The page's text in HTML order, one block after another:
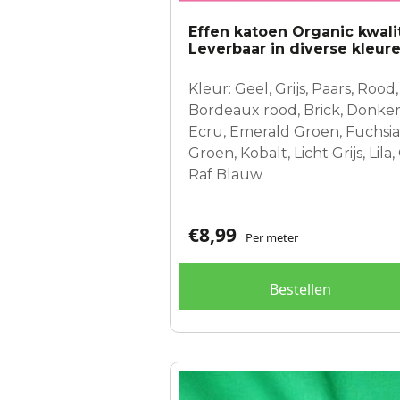
Effen katoen Organic
Leverbaar in diverse
Kleur: Geel, Grijs, Paars,
Bordeaux rood, Brick, Donker
Ecru, Emerald Groen,
Groen, Kobalt, Licht Grijs,
Raf Blauw
€8,99 Per meter
Bestellen